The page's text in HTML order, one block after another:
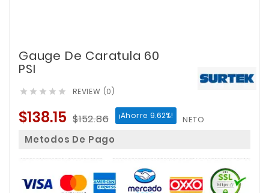
Gauge De Caratula 60
PSI
     REVIEW (0)
$138.15 $152.86 ¡Ahorre 9.62%! NETO
Metodos De Pago